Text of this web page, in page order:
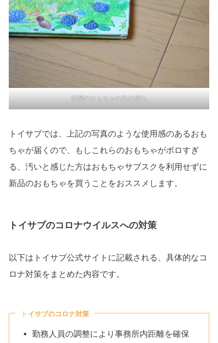
紙製のおもちゃの角の潰れ
トイサブでは、上記の写真のような使用感のあるおも
ちゃが届くので、もしこれらのおもちゃがボロすぎ
る、汚いと感じた方はおもちゃサブスクを利用せずに
新品のおもちゃを買うことをおススメします。
トイサブのコロナウイルスへの対策
以下はトイサブ公式サイトに記載される、具体的なコ
ロナ対策をまとめた内容です。
ト イサブのコロナ対策
勤務人員の調整により事務所内距離を確保